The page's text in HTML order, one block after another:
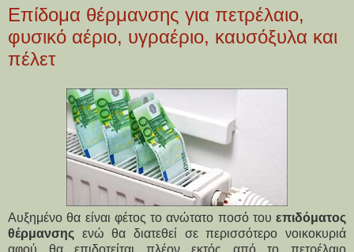
Επίδομα θέρμανσης για πετρέλαιο,
φυσικό αέριο, υγραέριο, καυσόξυλα και
πέλετ
Αυξημένο θα είναι φέτος το ανώτατο ποσό του επιδόματος
θέρμανσης ενώ θα διατεθεί σε περισσότερο νοικοκυριά